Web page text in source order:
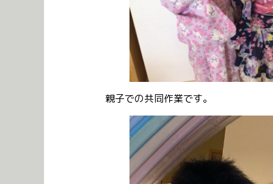
親子での共同作業です。